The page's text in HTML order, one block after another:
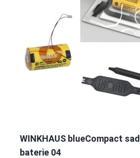
WINKHAUS blueCompact
baterie 04